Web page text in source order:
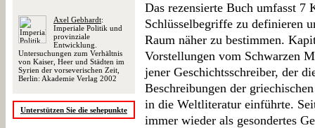
Axel Gebhardt:
Imperiale Politik und
provinziale
Entwicklung.
Untersuchungen zum Verhältnis
von Kaiser, Heer und Städten im
Syrien der vorseverischen Zeit,
Berlin: Akademie Verlag 2002
Unterstützen Sie die sehepunkte
Das rezensierte Buch umfasst
Schlüsselbegriffe zu definieren
Raum näher zu bestimmen.
Vorstellungen vom Schwarzen
jener Geschichtsschreiber, der
Beschreibungen der
in die Weltliteratur einführte.
immer wieder als gesondertes